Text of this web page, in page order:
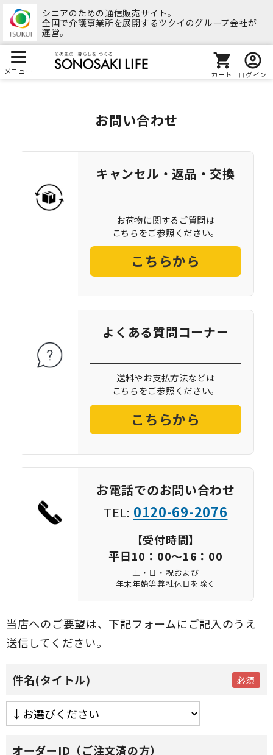
シニアのための通信販売サイト。
全国で介護事業所を展開するツクイのグループ会社が
運営。
メニュー カート ログイン
お問い合わせ
キャンセル・返品・交換
お荷物に関するご質問は
こちらをご参照ください。
こちらから
よくある質問コーナー
送料やお支払方法などは
こちらをご参照ください。
こちらから
お電話でのお問い合わせ
TEL: 0120-69-2076
【受付時間】
平日10：00～16：00
土・日・祝および
年末年始等弊社休日を除く
当店へのご要望は、下記フォームにご記入のうえ
送信してください。
件名(タイトル)